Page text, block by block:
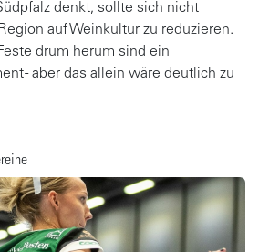
denkt, sollte sich nicht
auf Weinkultur zu reduzieren.
drum herum sind ein
- aber das allein wäre deutlich zu